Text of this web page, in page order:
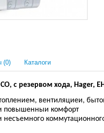
(0) Каталоги
с резервом хода, Hager,
вентиляциеи,
повышенныи комфорт